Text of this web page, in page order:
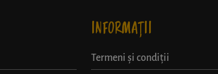
INFORMAȚII
Termeni și condiții